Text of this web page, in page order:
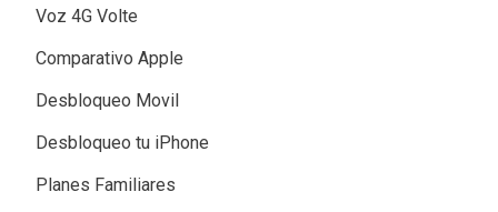
Voz 4G Volte
Comparativo Apple
Desbloqueo Movil
Desbloqueo tu iPhone
Planes Familiares